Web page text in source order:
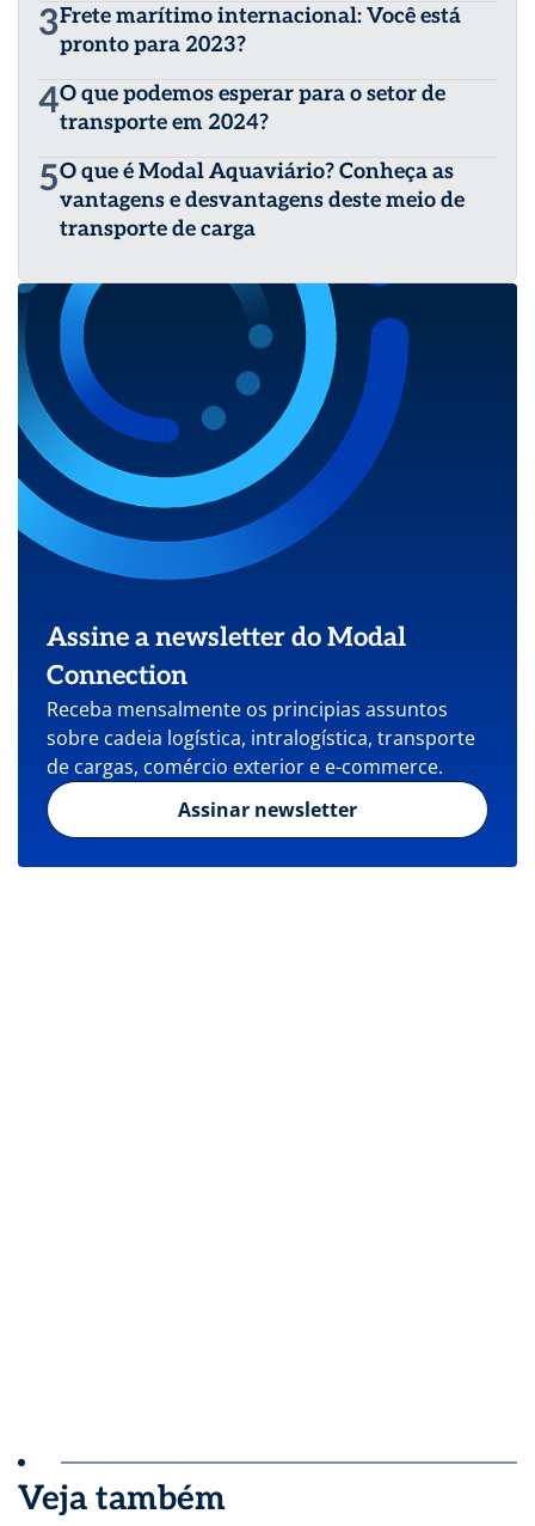
3Frete marítimo internacional: Você está
pronto para 2023?
4O que podemos esperar para o setor de
transporte em 2024?
5O que é Modal Aquaviário? Conheça as
vantagens e desvantagens deste meio de
transporte de carga
Assine a newsletter do Modal
Connection
Receba mensalmente os principias assuntos
sobre cadeia logística, intralogística, transporte
de cargas, comércio exterior e e-commerce.
Assinar newsletter
Veja também